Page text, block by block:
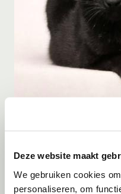
Deze website maakt
We gebruiken cookies
personaliseren, om
Fellini
Gent